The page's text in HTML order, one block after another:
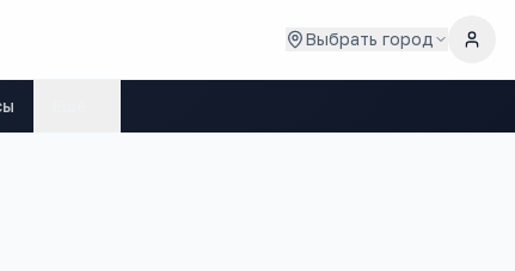
Выбрать город